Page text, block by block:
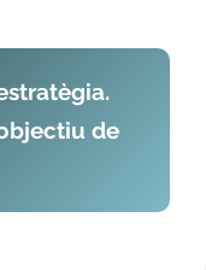
de